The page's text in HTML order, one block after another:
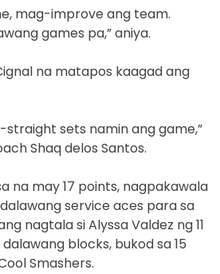
mag-improve ang team.
games pa,” aniya.
na matapos kaagad ang
sets namin ang game,”
Shaq delos Santos.
na may 17 points, nagpakawala
service aces para sa
nagtala si Alyssa Valdez ng 11
blocks, bukod sa 15
Smashers.